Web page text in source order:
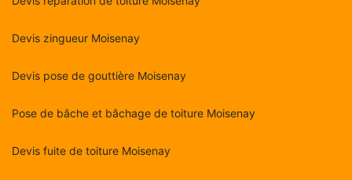
Devis zingueur Moisenay
Devis pose de gouttière Moisenay
Pose de bâche et bâchage de toiture Moisenay
Devis fuite de toiture Moisenay